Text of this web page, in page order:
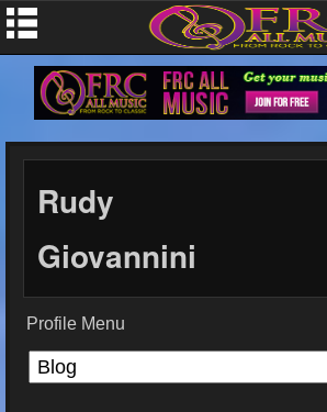
Rudy
Giovannini
Profile Menu